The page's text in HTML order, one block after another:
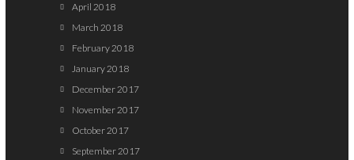
April 2018
March 2018
February 2018
January 2018
December 2017
November 2017
October 2017
September 2017